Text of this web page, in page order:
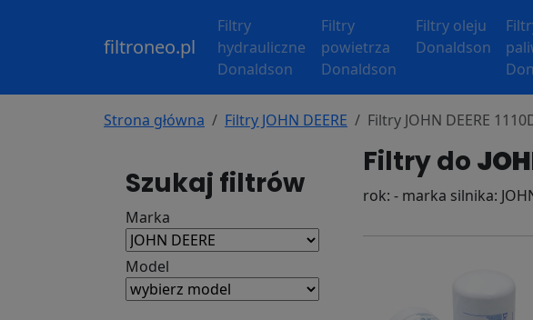
filtroneo.pl
Filtry
hydrauliczne
Donaldson
Filtry
powietrza
Donaldson
Filtry oleju
Donaldson
Strona główna Filtry JOHN DEERE Filtry JOHN DEERE
Szukaj filtrów
Marka
Model
Filtry do
rok: - marka silnika: